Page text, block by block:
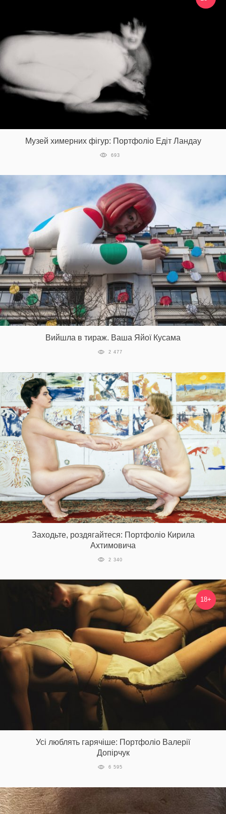
Музей химерних фігур: Портфоліо Едіт Ландау
693
Вийшла в тираж. Ваша Яйої Кусама
2 477
Заходьте, роздягайтеся: Портфоліо Кирила
Ахтимовича
2 340
18+
Усі люблять гарячіше: Портфоліо Валерії
Допірчук
6 595